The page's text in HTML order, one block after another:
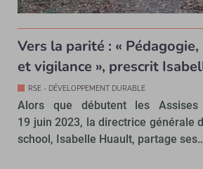
Vers la parité : «
et vigilance », prescrit
RSE - DÉVELOPPEMENT DURABLE
Alors que débutent les
19 juin 2023, la directrice générale
school, Isabelle Huault, partage